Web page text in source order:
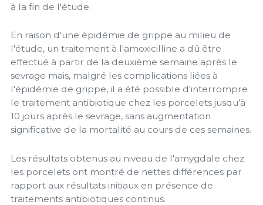
à la fin de l'étude.
En raison d'une épidémie de grippe au milieu de
l'étude, un traitement à l'amoxicilline a dû être
effectué à partir de la deuxième semaine après le
sevrage mais, malgré les complications liées à
l'épidémie de grippe, il a été possible d'interrompre
le traitement antibiotique chez les porcelets jusqu'à
10 jours après le sevrage, sans augmentation
significative de la mortalité au cours de ces semaines.
Les résultats obtenus au niveau de l'amygdale chez
les porcelets ont montré de nettes différences par
rapport aux résultats initiaux en présence de
traitements antibiotiques continus.